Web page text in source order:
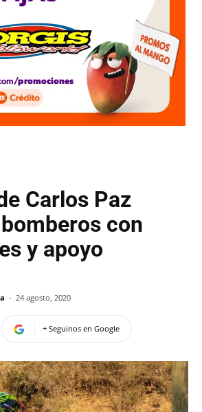
Carlos Paz
con
y apoyo
- 24 agosto, 2020
+ Seguinos en Google